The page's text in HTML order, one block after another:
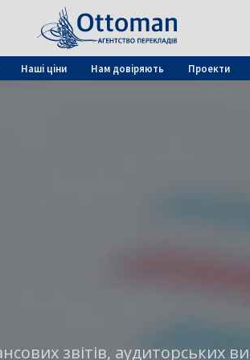
Наші ціни Нам довіряють Проекти
звітів, аудиторських